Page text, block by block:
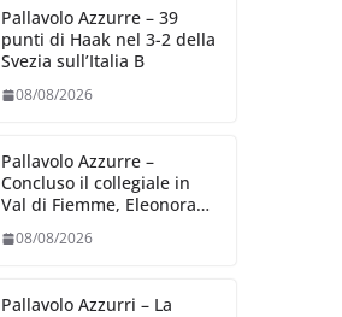
Pallavolo Azzurre – 39
punti di Haak nel 3-2 della
Svezia sull’Italia B
08/08/2026
Pallavolo Azzurre –
Concluso il collegiale in
Val di Fiemme, Eleonora
su quei piccoli dettagli
08/08/2026
Pallavolo Azzurri – La